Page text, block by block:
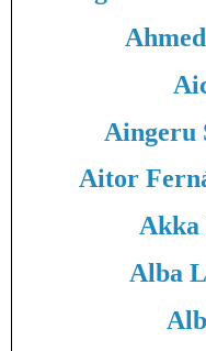
Aingeru
Aitor
Akka
Alba